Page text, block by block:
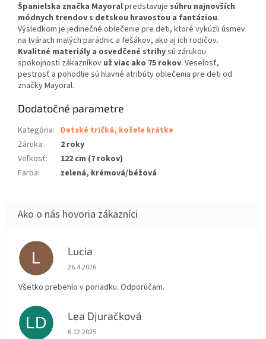
Španielska značka Mayoralpredstavuje súhru najnovších
módnych trendov s detskou hravosťou a fantáziou.
Výsledkom je jedinečné oblečenie pre deti, ktoré vykúzli úsmev
na tvárach malých parádnic a fešákov, ako aj ich rodičov.
Kvalitné materiály a osvedčené strihysú zárukou
spokojnosti zákazníkov už viac ako 75 rokov. Veselosť,
pestrosť a pohodlie sú hlavné atribúty oblečenia pre deti od
značky Mayoral.
Dodatočné parametre
Kategória: Detské tričká, košele krátke
Záruka:
2 roky
Veľkosť:
122 cm (7 rokov)
Farba: zelená, krémová/béžová
L Lucia
Hodnotenie obchodu je 5 z 5 hviezdičiek.
26.4.2026
Všetko prebehlo v poriadku. Odporúčam.
LD Lea Djuračková
Hodnotenie obchodu je 5 z 5 hviezdičiek.
6.12.2025